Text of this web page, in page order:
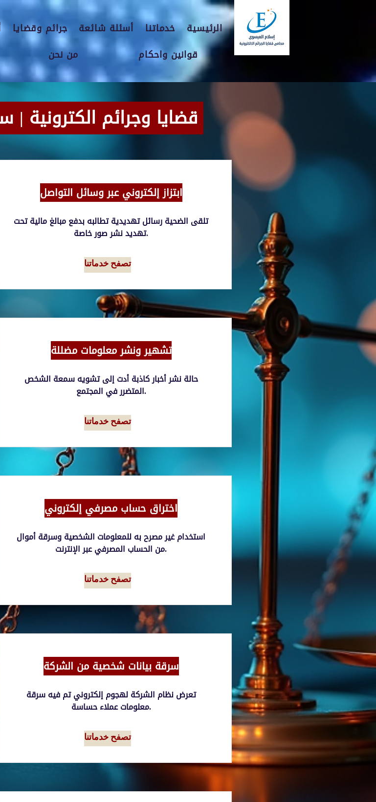
الرئيسية خدماتنا أسئلة شائعة جرائم وقضايا
قوانين واحكام
من نحن
ابتزاز إلكتروني عبر وسائل التواصل
تلقى الضحية رسائل تهديدية تطالبه بدفع مبالغ مالية تحت
تهديد نشر صور خاصة.
تصفح خدماتنا
تشهير ونشر معلومات مضللة
حالة نشر أخبار كاذبة أدت إلى تشويه سمعة الشخص
المتضرر في المجتمع.
تصفح خدماتنا
اختراق حساب مصرفي إلكتروني
استخدام غير مصرح به للمعلومات الشخصية وسرقة أموال
من الحساب المصرفي عبر الإنترنت.
تصفح خدماتنا
سرقة بيانات شخصية من الشركة
تعرض نظام الشركة لهجوم إلكتروني تم فيه سرقة
معلومات عملاء حساسة.
تصفح خدماتنا